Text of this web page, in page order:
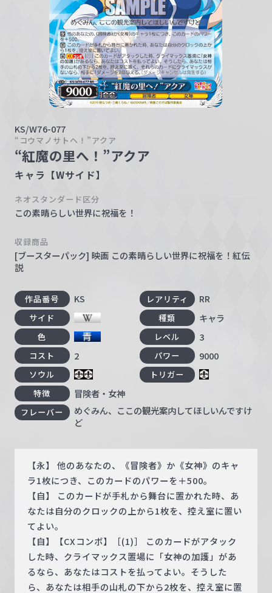
KS/W76-077
“コウマノサトヘ！”アクア
“紅魔の里へ！”アクア
キャラ【Wサイド】
ネオスタンダード区分
この素晴らしい世界に祝福を！
収録商品
[ブースターパック] 映画 この素晴らしい世界に祝福を！紅伝
説
作品番号 KS レアリティ RR
サイド 種類 キャラ
色 レベル 3
コスト 2 パワー 9000
ソウル
トリガー
特徴
冒険者・女神
フレーバー
めぐみん、ここの観光案内してほしいんですけ
ど
【永】 他のあなたの、《冒険者》か《女神》のキャ
ラ1枚につき、このカードのパワーを＋500。
【自】 このカードが手札から舞台に置かれた時、あ
なたは自分のクロックの上から1枚を、控え室に置い
てよい。
【自】【CXコンボ】［(1)］ このカードがアタック
した時、クライマックス置場に「女神の加護」があ
るなら、あなたはコストを払ってよい。そうした
ら、あなたは相手の山札の下から2枚を、控え室に置